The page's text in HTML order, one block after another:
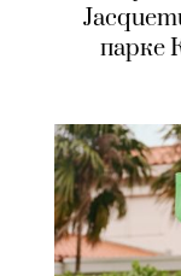
парке